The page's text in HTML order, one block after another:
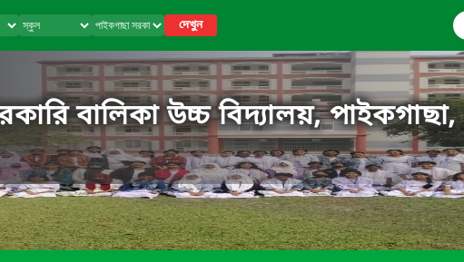
দেখুন
বালিকা উচ্চ বিদ্যালয়,